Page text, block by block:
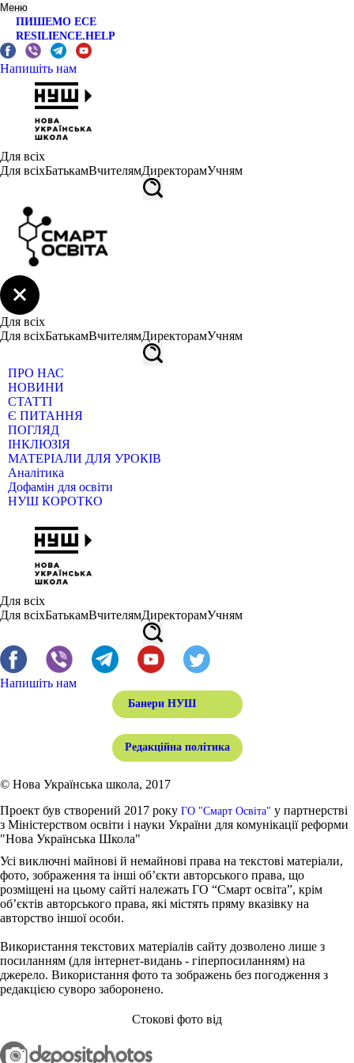
Меню
ПИШЕМО ЕСЕ
RESILIENCE.HELP
Напишіть нам
Для всіх
Для всіхБатькамВчителямДиректорамУчням
Для всіх
Для всіхБатькамВчителямДиректорамУчням
ПРО НАС
НОВИНИ
СТАТТІ
Є ПИТАННЯ
ПОГЛЯД
ІНКЛЮЗІЯ
МАТЕРІАЛИ ДЛЯ УРОКІВ
Аналітика
Дофамін для освіти
НУШ КОРОТКО
Для всіх
Для всіхБатькамВчителямДиректорамУчням
Напишіть нам
Банери НУШ
Редакційна політика
© Нова Українська школа, 2017
Проект був створений 2017 року ГО "Смарт Освіта" у партнерстві
з Міністерством освіти і науки України для комунікації реформи
"Нова Українська Школа"
Усі виключні майнові й немайнові права на текстові матеріали,
фото, зображення та інші об’єкти авторського права, що
розміщені на цьому сайті належать ГО “Смарт освіта”, крім
об’єктів авторського права, які містять пряму вказівку на
авторство іншої особи.
Використання текстових матеріалів сайту дозволено лише з
посиланням (для інтернет-видань - гіперпосиланням) на
джерело. Використання фото та зображень без погодження з
редакцією суворо заборонено.
Стокові фото від